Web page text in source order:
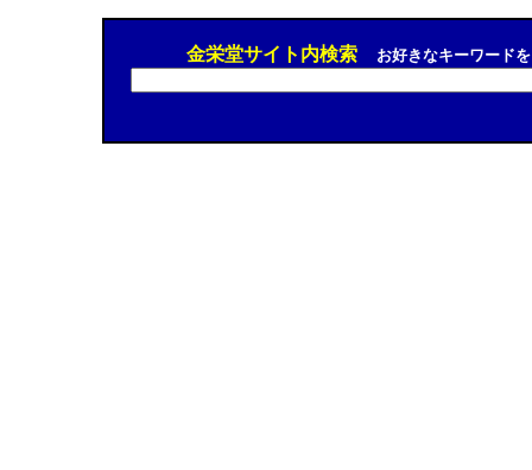
金栄堂サイト内検索 お好きなキーワード